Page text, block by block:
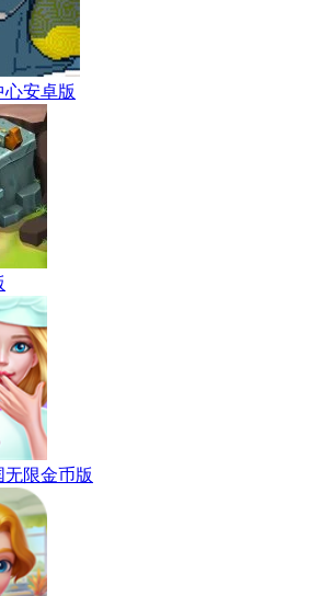
安卓版
限金币版